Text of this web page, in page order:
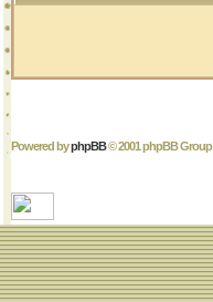
Powered byphpBB© 2001 phpBB Group